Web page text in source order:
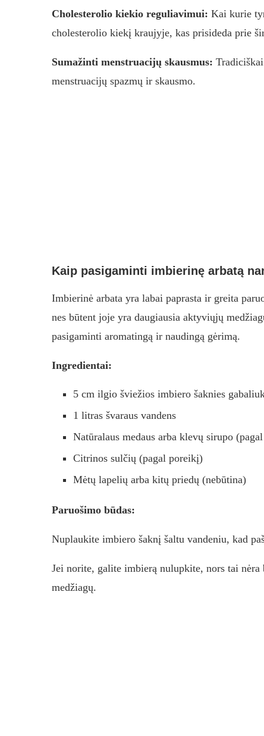
Cholesterolio kiekio reguliavimui: Kai kurie
cholesterolio kiekį kraujyje, kas prisideda prie
Sumažinti menstruacijų skausmus:
menstruacijų spazmų ir skausmo.
Kaip pasigaminti imbierinę arbatą
Imbierinė arbata yra labai paprasta ir greita
nes būtent joje yra daugiausia aktyviųjų
pasigaminti aromatingą ir naudingą gėrimą.
Ingredientai:
5 cm ilgio šviežios imbiero šaknies
1 litras švaraus vandens
Natūralaus medaus arba klevų sirupo
Citrinos sulčių (pagal poreikį)
Mėtų lapelių arba kitų priedų (nebūtina)
Paruošimo būdas:
Nuplaukite imbiero šaknį šaltu vandeniu, kad
Jei norite, galite imbierą nulupkite, nors tai
medžiagų.